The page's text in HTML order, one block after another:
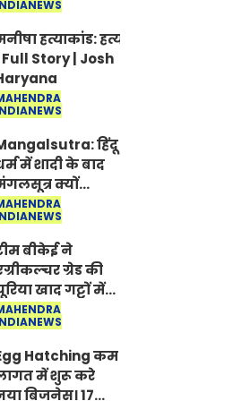
Mantar |
protest
हत्याकांड: हत्या, आत्महत्या या
| Full Story | Josh
हिंदू
में शादी के बाद
क्यों
है महिलाएं,
शुरु की ये
बीकेई ने
ग्रेड की
खाद गट्टों में
टेक्निकल
में बेचने वालों पर
कार्रवाई:
सिंह
Hatching कम
में शुरू करे
बिजनेस। 17